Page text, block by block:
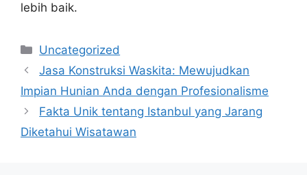
lebih baik.
Kategori
Uncategorized
Jasa Konstruksi Waskita: Mewujudkan
Impian Hunian Anda dengan Profesionalisme
Fakta Unik tentang Istanbul yang Jarang
Diketahui Wisatawan